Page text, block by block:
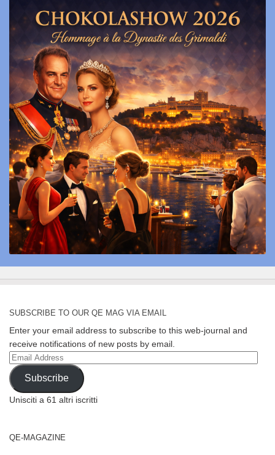
SUBSCRIBE TO OUR QE MAG VIA EMAIL
Enter your email address to subscribe to this web-journal and
receive notifications of new posts by email.
Email
Address
Subscribe
Unisciti a 61 altri iscritti
QE-MAGAZINE